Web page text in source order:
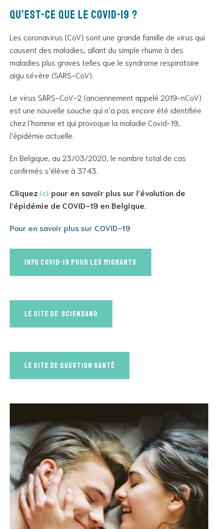
Qu’est-ce que le Covid-19 ?
Les coronavirus (CoV) sont une grande famille de virus qui
causent des maladies, allant du simple rhume à des
maladies plus graves telles que le syndrome respiratoire
aigu sévère (SARS-CoV).
Le virus SARS-CoV-2 (anciennement appelé 2019-nCoV)
est une nouvelle souche qui n’a pas encore été identifiée
chez l’homme et qui provoque la maladie Covid-19,
l’épidémie actuelle.
En Belgique, au 23/03/2020, le nombre total de cas
confirmés s’élève à 3743.
Cliquez ici pour en savoir plus sur l’évolution de
l’épidémie de COVID-19 en Belgique.
Pour en savoir plus sur COVID-19
Info Covid-19 pour les migrants
Le site de Sciensano
Le site de Question Santé